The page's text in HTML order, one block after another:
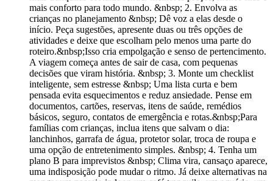
mais conforto para todo mundo. &nbsp; 2. Envolva as
crianças no planejamento &nbsp; Dê voz a elas desde o
início. Peça sugestões, apresente duas ou três opções de
atividades e deixe que escolham pelo menos uma parte do
roteiro.&nbsp;Isso cria empolgação e senso de pertencimento.
A viagem começa antes de sair de casa, com pequenas
decisões que viram história. &nbsp; 3. Monte um checklist
inteligente, sem estresse &nbsp; Uma lista curta e bem
pensada evita esquecimentos e reduz ansiedade. Pense em
documentos, cartões, reservas, itens de saúde, remédios
básicos, seguro, contatos de emergência e rotas.&nbsp;Para
famílias com crianças, inclua itens que salvam o dia:
lanchinhos, garrafa de água, protetor solar, troca de roupa e
uma opção de entretenimento simples. &nbsp; 4. Tenha um
plano B para imprevistos &nbsp; Clima vira, cansaço aparece,
uma indisposição pode mudar o ritmo. Já deixe alternativas na